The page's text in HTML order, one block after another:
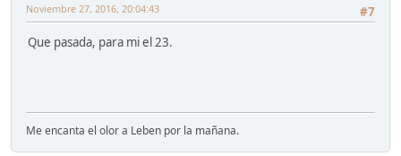
#7
Noviembre 27, 2016, 20:04:43
Que pasada, para mi el 23.
Me encanta el olor a Leben por la mañana.